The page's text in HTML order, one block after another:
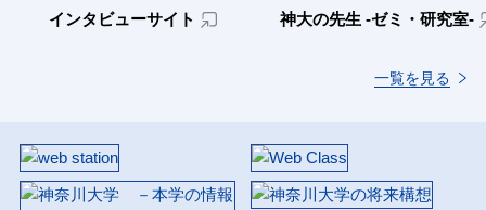
インタビューサイト 神大の先生 -ゼミ・研究室-
一覧を見る